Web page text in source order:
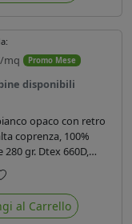
mq Promo Mese
disponibili
opaco con retro
coprenza, 100%
280 gr. Dtex 660D,
adatto alla stampa
indiretta. Ideale per
gazebo, prodotti
cuscini di
Preferiti
al Carrello